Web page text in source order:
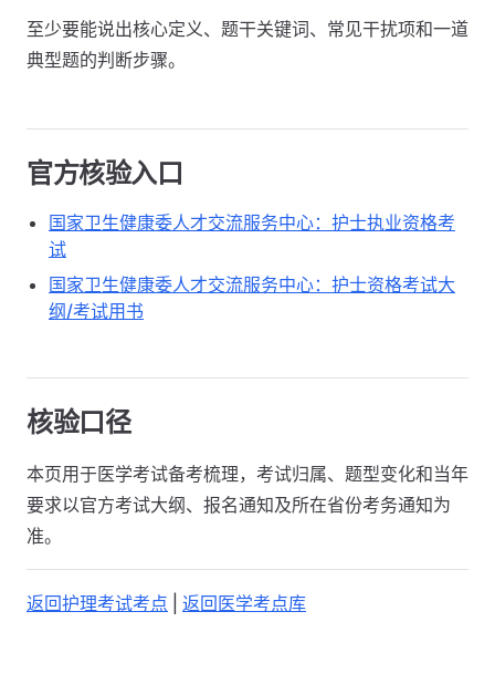
至少要能说出核心定义、题干关键词、常见干扰项和一道
典型题的判断步骤。
官方核验入口
国家卫生健康委人才交流服务中心：护士执业资格考
试
国家卫生健康委人才交流服务中心：护士资格考试大
纲/考试用书
核验口径
本页用于医学考试备考梳理，考试归属、题型变化和当年
要求以官方考试大纲、报名通知及所在省份考务通知为
准。
返回护理考试考点 返回医学考点库